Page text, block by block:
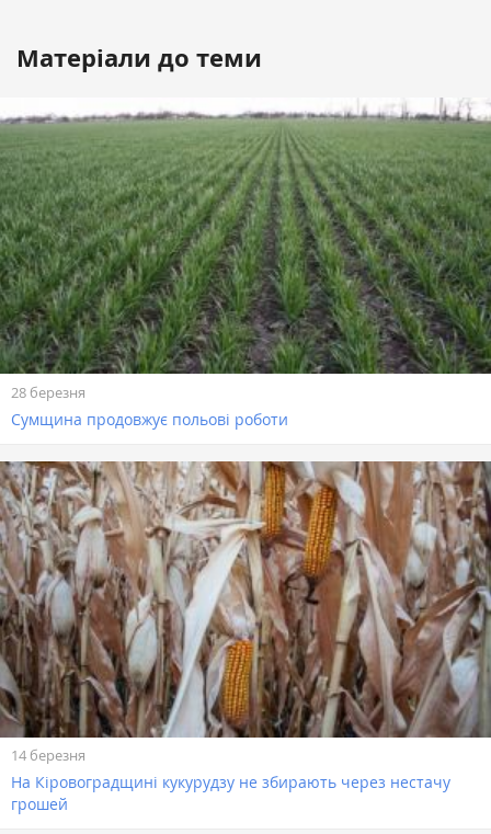
Матеріали до теми
28 березня
Сумщина продовжує польові роботи
14 березня
На Кіровоградщині кукурудзу не збирають через нестачу
грошей